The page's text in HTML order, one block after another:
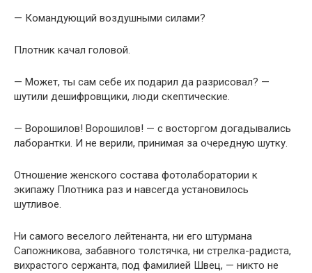
— Командующий воздушными силами?
Плотник качал головой.
— Может, ты сам себе их подарил да разрисовал? —
шутили дешифровщики, люди скептические.
— Ворошилов! Ворошилов! — с восторгом догадывались
лаборантки. И не верили, принимая за очередную шутку.
Отношение женского состава фотолаборатории к
экипажу Плотника раз и навсегда установилось
шутливое.
Ни самого веселого лейтенанта, ни его штурмана
Сапожникова, забавного толстячка, ни стрелка-радиста,
вихрастого сержанта, под фамилией Швец, — никто не